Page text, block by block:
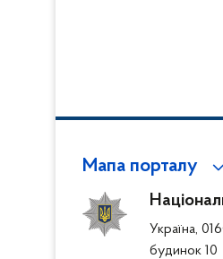
Мапа порталу
Україна,
будинок 10